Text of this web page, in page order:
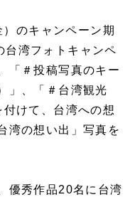
のキャンペーン期
湾フォトキャンペ
「＃投稿写真のキー
」、「＃台湾観光
けて、台湾への想
湾の想い出」写真を
優秀作品20名に台湾